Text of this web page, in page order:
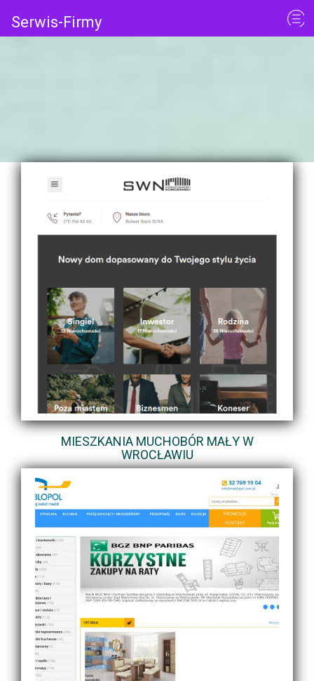
Serwis-Firmy
MIESZKANIA MUCHOBÓR MAŁY W
WROCŁAWIU